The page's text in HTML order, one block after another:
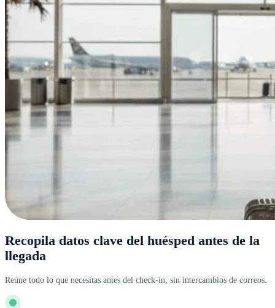
Recopila datos clave del huésped antes de la
llegada
Reúne todo lo que necesitas antes del check-in, sin intercambios de correos.